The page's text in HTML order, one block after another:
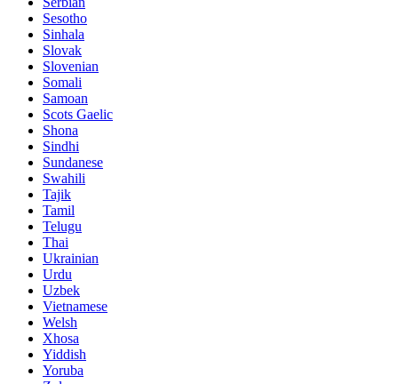
Sesotho
Sinhala
Slovak
Slovenian
Somali
Samoan
Scots Gaelic
Shona
Sindhi
Sundanese
Swahili
Tajik
Tamil
Telugu
Thai
Ukrainian
Urdu
Uzbek
Vietnamese
Welsh
Xhosa
Yiddish
Yoruba